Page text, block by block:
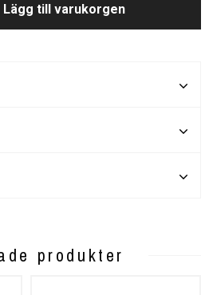
Lägg till varukorgen
produkter